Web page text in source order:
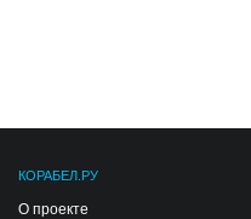
КОРАБЕЛ.РУ
О проекте